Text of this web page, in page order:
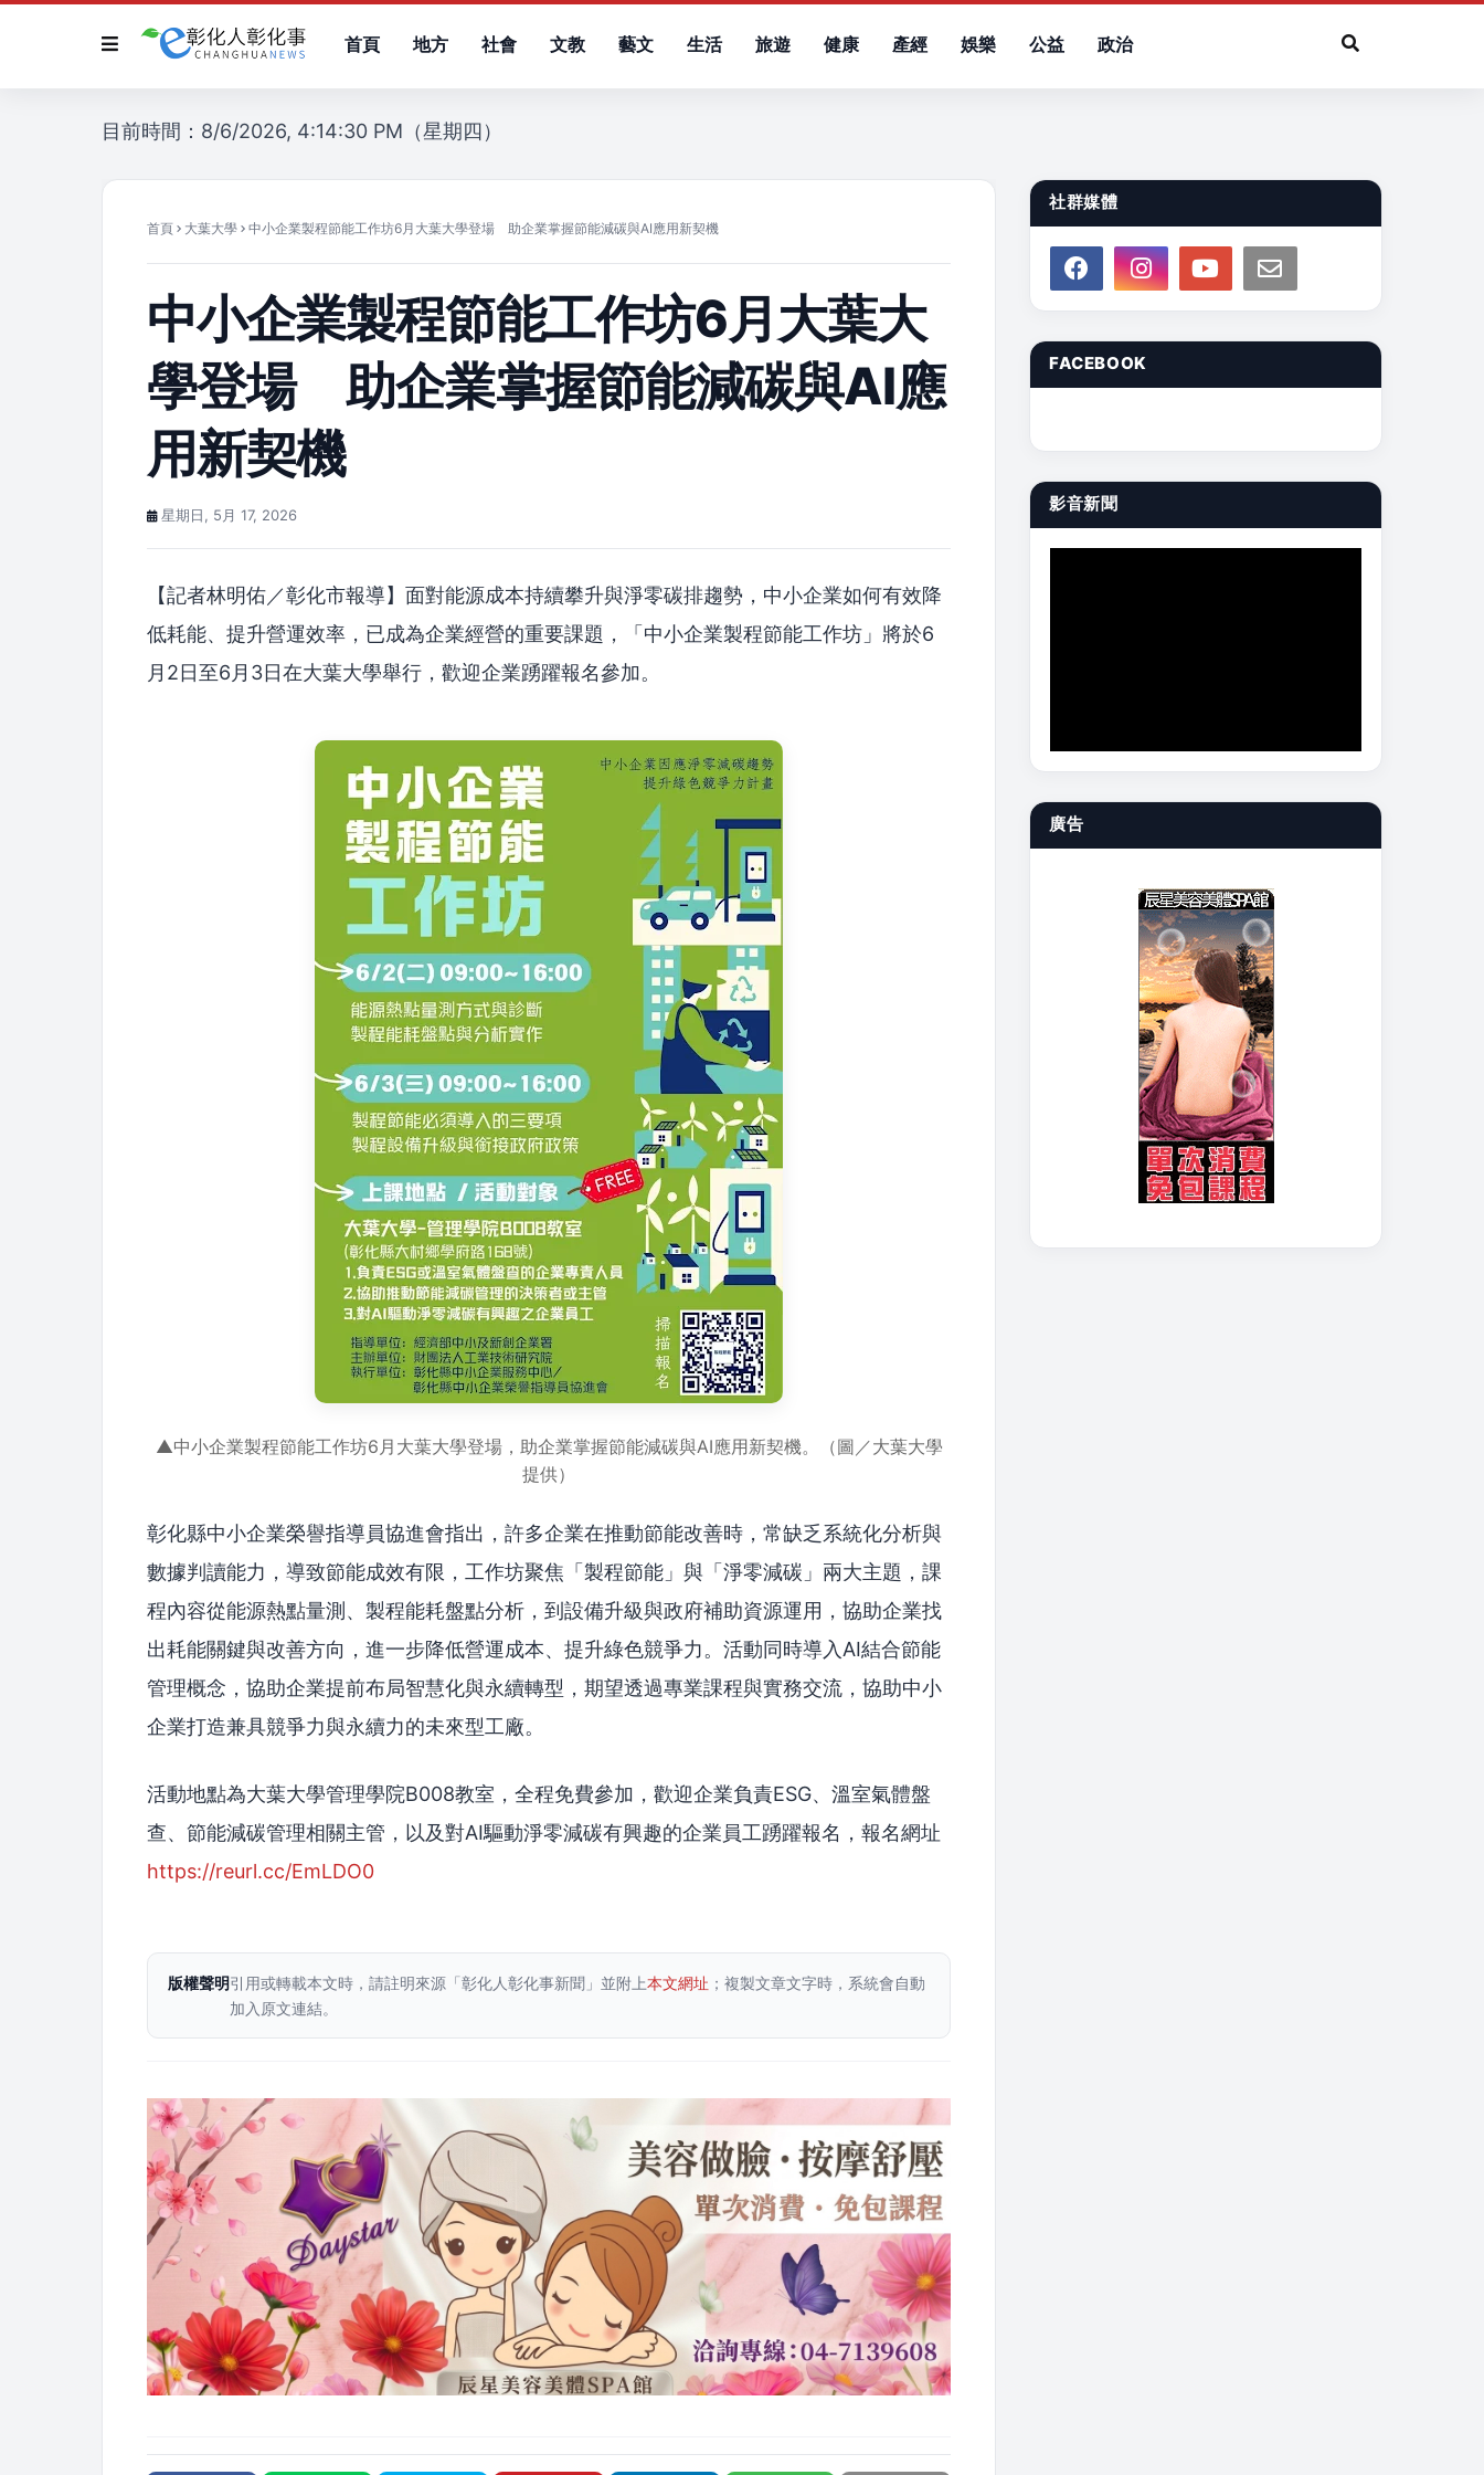
首頁 地方 社會 文教 藝文 生活 旅遊 健康 產經 娛樂 公益 政治
目前時間：8/6/2026, 4:14:30 PM（星期四）
首頁 大葉大學 中小企業製程節能工作坊6月大葉大學登場 助企業掌握節能減碳與AI應用新契機
中小企業製程節能工作坊6月大葉大
學登場 助企業掌握節能減碳與AI應
用新契機
星期日, 5月 17, 2026
【記者林明佑／彰化市報導】面對能源成本持續攀升與淨零碳排趨勢，中小企業如何有效降
低耗能、提升營運效率，已成為企業經營的重要課題，「中小企業製程節能工作坊」將於6
月2日至6月3日在大葉大學舉行，歡迎企業踴躍報名參加。
▲中小企業製程節能工作坊6月大葉大學登場，助企業掌握節能減碳與AI應用新契機。（圖／大葉大學
提供）
彰化縣中小企業榮譽指導員協進會指出，許多企業在推動節能改善時，常缺乏系統化分析與
數據判讀能力，導致節能成效有限，工作坊聚焦「製程節能」與「淨零減碳」兩大主題，課
程內容從能源熱點量測、製程能耗盤點分析，到設備升級與政府補助資源運用，協助企業找
出耗能關鍵與改善方向，進一步降低營運成本、提升綠色競爭力。活動同時導入AI結合節能
管理概念，協助企業提前布局智慧化與永續轉型，期望透過專業課程與實務交流，協助中小
企業打造兼具競爭力與永續力的未來型工廠。
活動地點為大葉大學管理學院B008教室，全程免費參加，歡迎企業負責ESG、溫室氣體盤
查、節能減碳管理相關主管，以及對AI驅動淨零減碳有興趣的企業員工踴躍報名，報名網址
https://reurl.cc/EmLDO0
版權聲明引用或轉載本文時，請註明來源「彰化人彰化事新聞」並附上本文網址 ；複製文章文字時，系統會自動
加入原文連結。
社群媒體
FACEBOOK
影音新聞
廣告